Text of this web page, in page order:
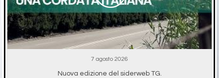
7 agosto 2026
Nuova edizione del siderweb TG.